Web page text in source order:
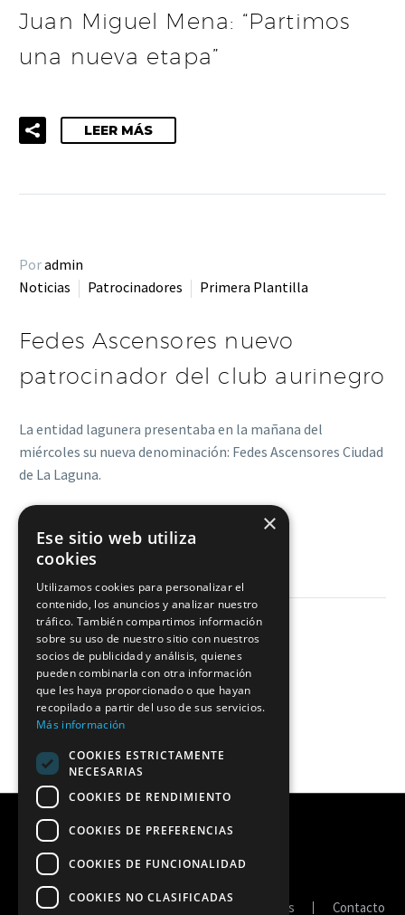
Juan Miguel Mena: “Partimos
una nueva etapa”
LEER MÁS
Poradmin
Noticias
Patrocinadores Primera Plantilla
Fedes Ascensores nuevo
patrocinador del club aurinegro
La entidad lagunera presentaba en la mañana del
miércoles su nueva denominación: Fedes Ascensores Ciudad
de La Laguna.
LEER MÁS
Portal de transparencia Política de cookies Contacto
×
Ese sitio web utiliza
cookies
Utilizamos cookies para personalizar el
contenido, los anuncios y analizar nuestro
tráfico. También compartimos información
sobre su uso de nuestro sitio con nuestros
socios de publicidad y análisis, quienes
pueden combinarla con otra información
que les haya proporcionado o que hayan
recopilado a partir del uso de sus servicios.
Más información
COOKIES ESTRICTAMENTE
NECESARIAS
COOKIES DE RENDIMIENTO
COOKIES DE PREFERENCIAS
COOKIES DE FUNCIONALIDAD
COOKIES NO CLASIFICADAS